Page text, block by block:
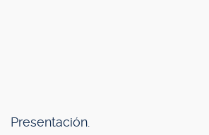
Presentación.